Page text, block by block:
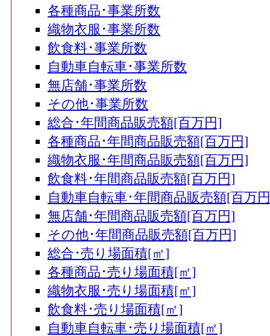
各種商品･事業所数
織物衣服･事業所数
飲食料･事業所数
自動車自転車･事業所数
無店舗･事業所数
その他･事業所数
総合･年間商品販売額[百万円]
各種商品･年間商品販売額[百万円]
織物衣服･年間商品販売額[百万円]
飲食料･年間商品販売額[百万円]
自動車自転車･年間商品販売額[百万
無店舗･年間商品販売額[百万円]
その他･年間商品販売額[百万円]
総合･売り場面積[㎡]
各種商品･売り場面積[㎡]
織物衣服･売り場面積[㎡]
飲食料･売り場面積[㎡]
自動車自転車･売り場面積[㎡]